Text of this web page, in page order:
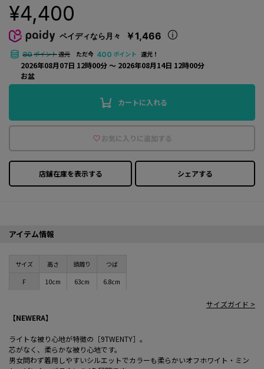
¥4,400
ペイディなら月々 ￥1,466
80ポイント還元 ただ今 400 ポイント 還元！
2026年08月07日 12時00分 〜 2026年08月14日 12時00分
お盆
カートに入れる
お気に入りに追加する
店鋪在庫を表示する シェアする
アイテム情報
【NEWERA】
ライトな被り心地が特徴の［9TWENTY］。
芯がなく、柔らかな被り心地です。
男女問わず着用しやすいシルエットでカラーも柔らかいオフホワイト・ミン
サイズ 高さ 頭周り
つば
F
10cm 63cm 6.8cm
サイズガイド >